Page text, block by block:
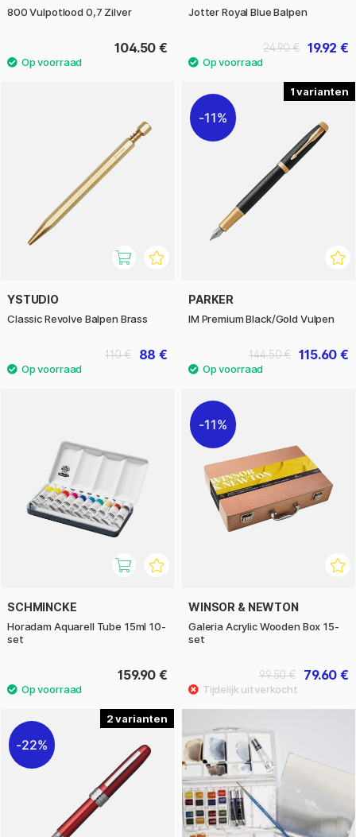
800 Vulpotlood 0,7 Zilver
104.50 €
Jotter Royal Blue Balpen
19.92 €
24.90 €
YSTUDIO
Classic Revolve Balpen Brass
88 €
110 €
1
11%
PARKER
IM Premium Black/Gold Vulpen
115.60 €
144.50 €
SCHMINCKE
Horadam Aquarell Tube 15ml 10-
set
159.90 €
11%
WINSOR & NEWTON
Galeria Acrylic Wooden Box 15-
set
79.60 €
99.50 €
2
22%